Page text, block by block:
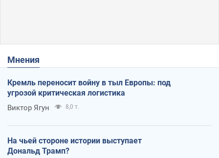
Мнения
Кремль переносит войну в тыл Европы: под
угрозой критическая логистика
Виктор Ягун 8,0 т.
На чьей стороне истории выступает
Дональд Трамп?